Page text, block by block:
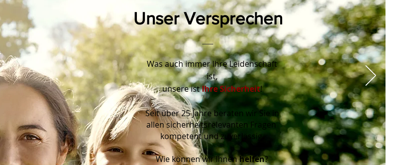
Unser Versprechen
Was auch immer Ihre Leidenschaft
ist,
unsere istIhre Sicherheit!
Seit über 25 Jahre beraten wir Sie in
allen sicherheitsrelevanten Fragen
kompetent und zuverlässig.
Wie können wir Ihnenhelfen?